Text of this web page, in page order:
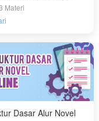
Materi
Dasar Alur Novel